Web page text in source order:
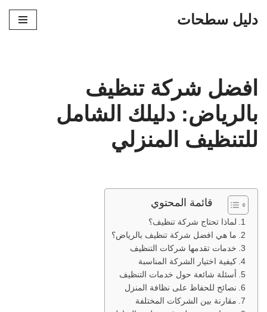
دليل سطحات
افضل شركة تنظيف
بالرياض: دليلك الشامل
للتنظيف المنزلي
قائمة المحتوي
لماذا تحتاج شركة تنظيف؟
ما هي افضل شركة تنظيف بالرياض؟
خدمات تقدمها شركات التنظيف
كيفية اختيار الشركة المناسبة
أسئلة شائعة حول خدمات التنظيف
نصائح للحفاظ على نظافة المنزل
مقارنة بين الشركات المختلفة